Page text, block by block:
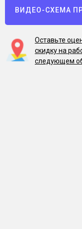
ВИДЕО-СХЕМА
Оставьте
скидку на
следующем